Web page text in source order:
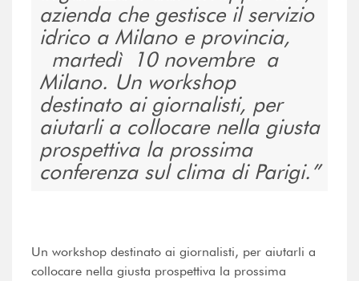
azienda che gestisce il servizio
idrico a Milano e provincia,
martedì 10 novembre a
Milano. Un workshop
destinato ai giornalisti, per
aiutarli a collocare nella giusta
prospettiva la prossima
conferenza sul clima di Parigi.
Un workshop destinato ai giornalisti, per aiutarli a
collocare nella giusta prospettiva la prossima